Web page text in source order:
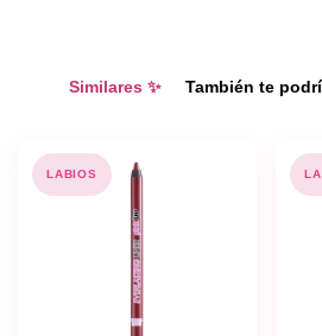
Similares ✨ También te
LABIOS